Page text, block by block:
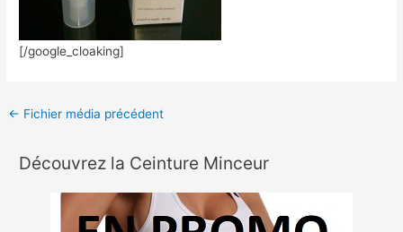
[/google_cloaking]
← Fichier média précédent
Découvrez la Ceinture Minceur